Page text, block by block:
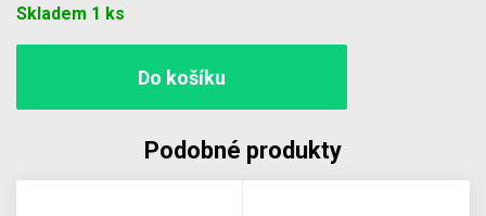
Skladem 1 ks
Podobné produkty